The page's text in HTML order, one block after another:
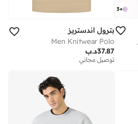
+
3
بترول اندستريز
Men Knitwear Polo
د.ب37.87
توصيل مجاني